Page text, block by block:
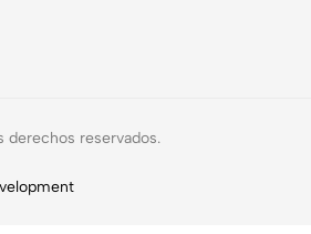
derechos reservados.